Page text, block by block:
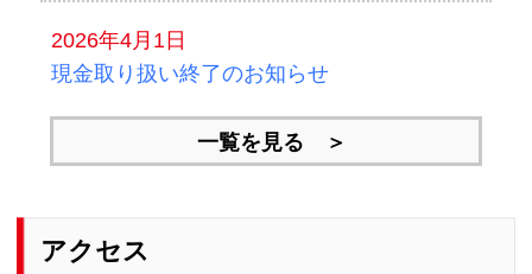
2026年4月1日
現金取り扱い終了のお知らせ
一覧を見る ＞
アクセス